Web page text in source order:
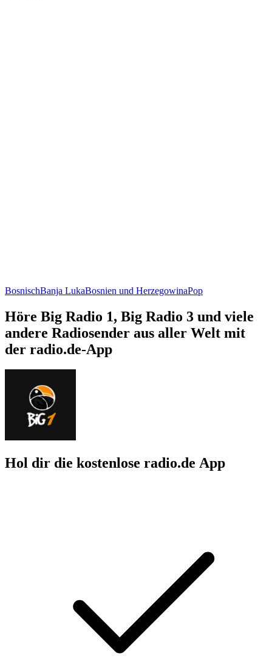
BosnischBanja LukaBosnien und HerzegowinaPop
Höre Big Radio 1, Big Radio 3 und viele
andere Radiosender aus aller Welt mit
der radio.de-App
Hol dir die kostenlose radio.de App